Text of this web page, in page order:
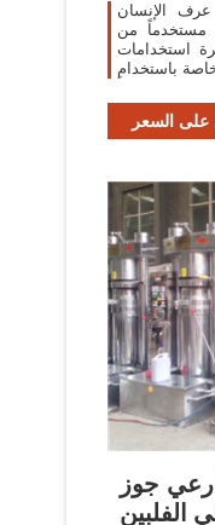
عرف الإنسان
مستخدماً من
استخدامات
باستخدام
السعر
جوز
الفلبين